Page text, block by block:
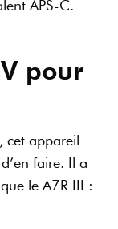
même
faire la mise